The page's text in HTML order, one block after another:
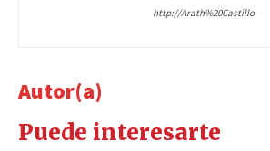
http://Arath%20Castillo
Autor(a)
Puede interesarte